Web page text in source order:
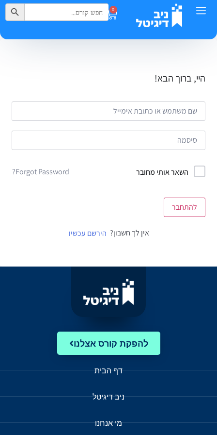
0
Search
for:
Search Button
היי, ברוך הבא!
השאר אותי מחובר Forgot Password?
להתחבר
אין לך חשבון? הירשם עכשיו
להפקת קורס אצלנו
דף הבית
ניב דיגיטל
מי אנחנו